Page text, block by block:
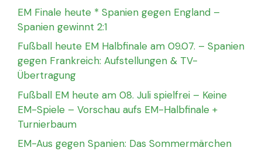
EM Finale heute * Spanien gegen England –
Spanien gewinnt 2:1
Fußball heute EM Halbfinale am 09.07. – Spanien
gegen Frankreich: Aufstellungen & TV-
Übertragung
Fußball EM heute am 08. Juli spielfrei – Keine
EM-Spiele – Vorschau aufs EM-Halbfinale +
Turnierbaum
EM-Aus gegen Spanien: Das Sommermärchen